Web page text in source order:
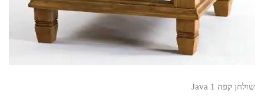
שולחן קפה Java 1